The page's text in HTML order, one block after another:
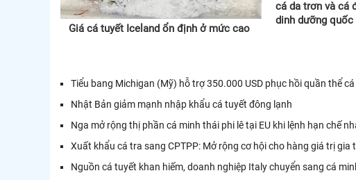
Giá cá tuyết Iceland ổn định ở mức cao
cá da trơn và cá
dinh dưỡng quốc
Tiểu bang Michigan (Mỹ) hỗ trợ 350.000 USD phục hồi quần thể
Nhật Bản giảm mạnh nhập khẩu cá tuyết đông lạnh
Nga mở rộng thị phần cá minh thái phi lê tại EU khi lệnh hạn chế
Xuất khẩu cá tra sang CPTPP: Mở rộng cơ hội cho hàng giá trị gia
Nguồn cá tuyết khan hiếm, doanh nghiệp Italy chuyển sang cá